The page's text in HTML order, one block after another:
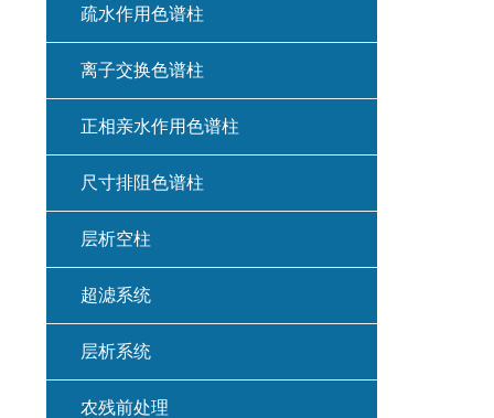
疏水作用色谱柱
离子交换色谱柱
正相亲水作用色谱柱
尺寸排阻色谱柱
层析空柱
超滤系统
层析系统
农残前处理